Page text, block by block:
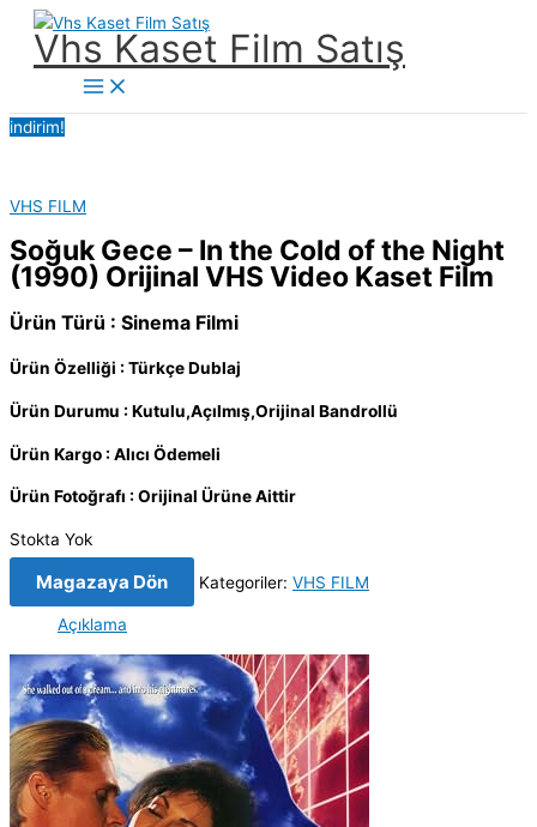
İçeriğe
Vhs Kaset Film Satış
Main
Menu
indirim!
VHS FILM
Soğuk Gece – In the Cold of the Night
(1990) Orijinal VHS Video Kaset Film
Ürün Türü : Sinema Filmi
Ürün Özelliği : Türkçe Dublaj
Ürün Durumu : Kutulu,Açılmış,Orijinal Bandrollü
Ürün Kargo : Alıcı Ödemeli
Ürün Fotoğrafı : Orijinal Ürüne Aittir
Stokta Yok
Magazaya Dön Kategoriler: VHS FILM
Açıklama